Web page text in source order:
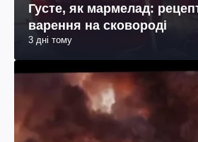
Густе, як мармелад:
варення на сковороді
3 дні тому